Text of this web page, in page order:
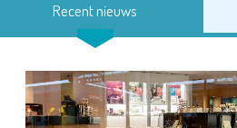
Recent nieuws